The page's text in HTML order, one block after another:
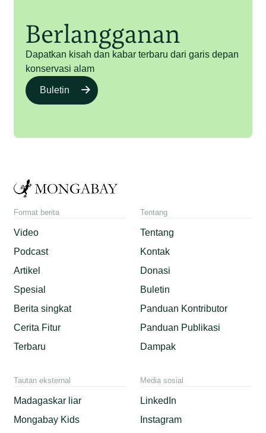
Berlangganan
Dapatkan kisah dan kabar terbaru dari garis depan
konservasi alam
Buletin
Format berita
Video
Podcast
Artikel
Spesial
Berita singkat
Cerita Fitur
Terbaru
Tentang
Tentang
Kontak
Donasi
Buletin
Panduan Kontributor
Panduan Publikasi
Dampak
Tautan eksternal
Madagaskar liar
Mongabay Kids
Media sosial
LinkedIn
Instagram